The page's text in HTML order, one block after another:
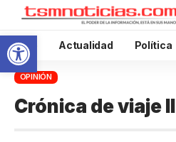
Abrir barra de herramientas
Inicio Actualidad Política
OPINIÓN
Crónica de viaje II